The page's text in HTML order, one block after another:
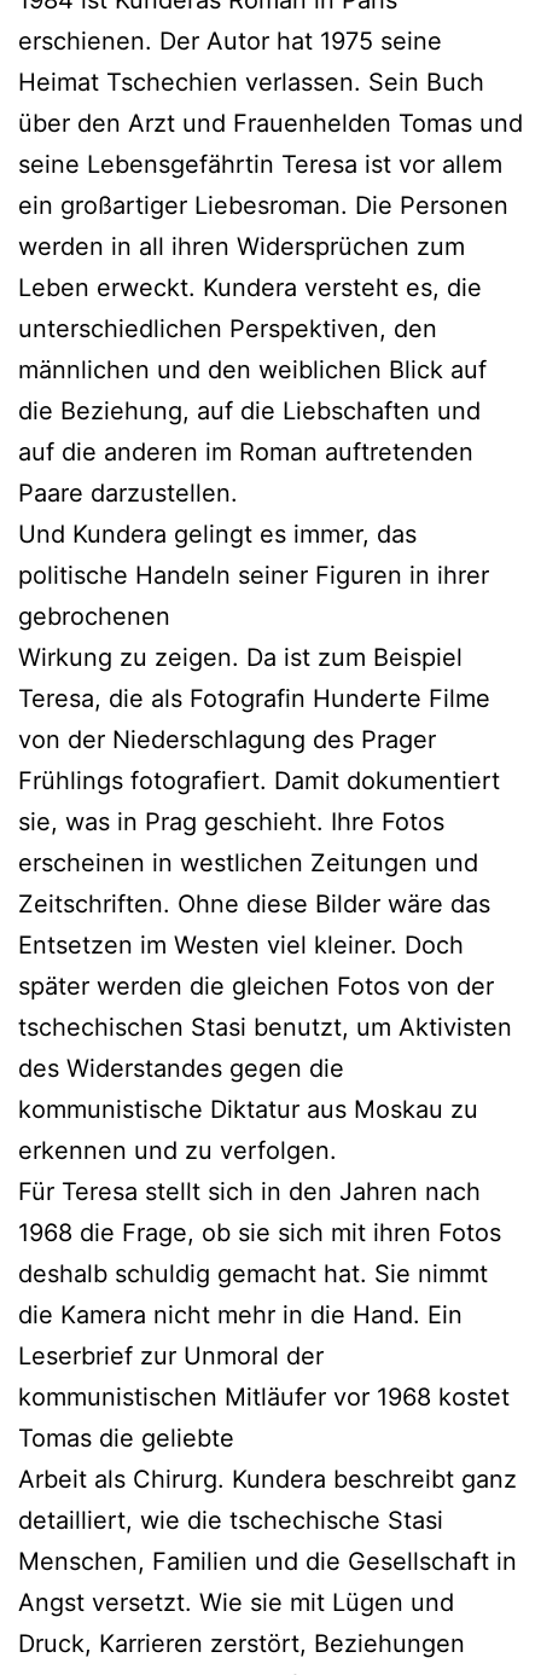
erschienen. Der Autor hat 1975 seine
Heimat Tschechien verlassen. Sein Buch
über den Arzt und Frauenhelden Tomas und
seine Lebensgefährtin Teresa ist vor allem
ein großartiger Liebesroman. Die Personen
werden in all ihren Widersprüchen zum
Leben erweckt. Kundera versteht es, die
unterschiedlichen Perspektiven, den
männlichen und den weiblichen Blick auf
die Beziehung, auf die Liebschaften und
auf die anderen im Roman auftretenden
Paare darzustellen.
Und Kundera gelingt es immer, das
politische Handeln seiner Figuren in ihrer
gebrochenen
Wirkung zu zeigen. Da ist zum Beispiel
Teresa, die als Fotografin Hunderte Filme
von der Niederschlagung des Prager
Frühlings fotografiert. Damit dokumentiert
sie, was in Prag geschieht. Ihre Fotos
erscheinen in westlichen Zeitungen und
Zeitschriften. Ohne diese Bilder wäre das
Entsetzen im Westen viel kleiner. Doch
später werden die gleichen Fotos von der
tschechischen Stasi benutzt, um Aktivisten
des Widerstandes gegen die
kommunistische Diktatur aus Moskau zu
erkennen und zu verfolgen.
Für Teresa stellt sich in den Jahren nach
1968 die Frage, ob sie sich mit ihren Fotos
deshalb schuldig gemacht hat. Sie nimmt
die Kamera nicht mehr in die Hand. Ein
Leserbrief zur Unmoral der
kommunistischen Mitläufer vor 1968 kostet
Tomas die geliebte
Arbeit als Chirurg. Kundera beschreibt ganz
detailliert, wie die tschechische Stasi
Menschen, Familien und die Gesellschaft in
Angst versetzt. Wie sie mit Lügen und
Druck, Karrieren zerstört, Beziehungen